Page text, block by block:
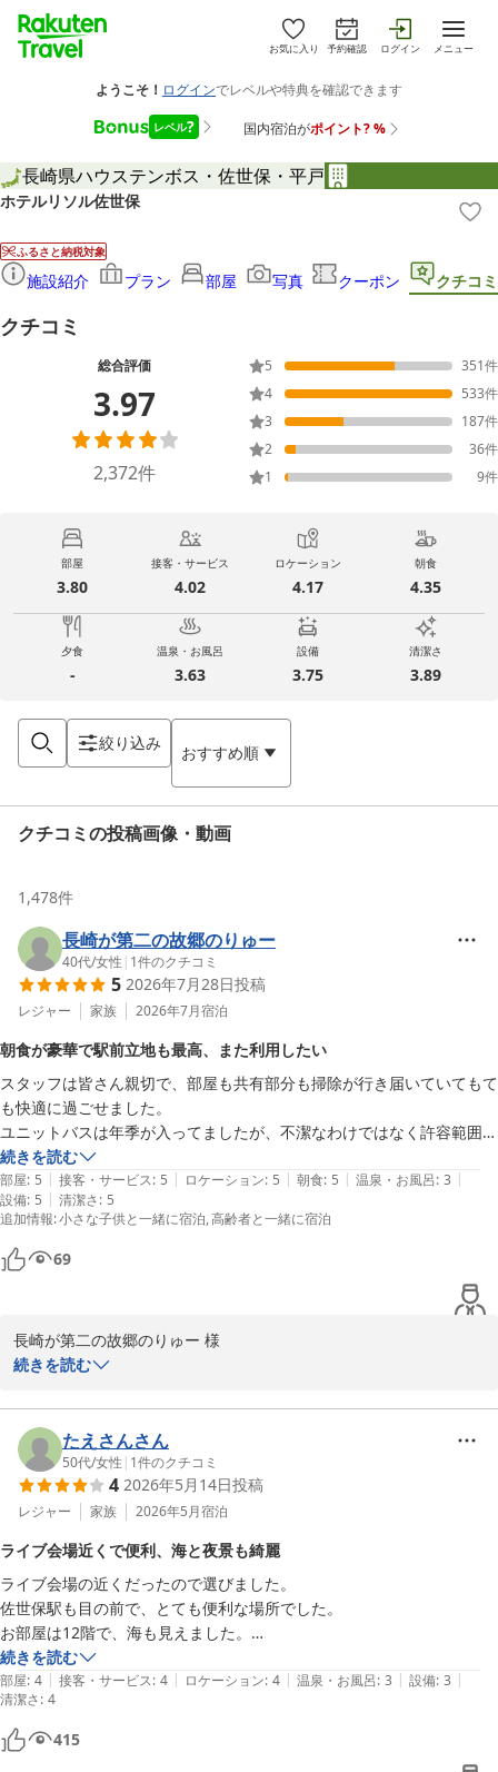
お気に入り 予約確認 ログイン メニュー
長崎県ハウステンボス・佐世保・平戸
ホテルリソル佐世保
ふるさと納税対象
施設紹介 プラン 部屋 写真 クーポン クチコミ
クチコミ
総合評価
3.97
2,372件
5 351件
4
533件
3
187件
2
36件
1
9件
部屋
3.80
接客・サービス
4.02
ロケーション
4.17
朝食
4.35
夕食
-
温泉・お風呂
3.63
設備
3.75
清潔さ
3.89
絞り込み おすすめ順
クチコミの投稿画像・動画
1,478件
長崎が第二の故郷のりゅー
40代/女性 | 1件のクチコミ
5 2026年7月28日投稿
レジャー 家族 2026年7月宿泊
朝食が豪華で駅前立地も最高、また利用したい
スタッフは皆さん親切で、部屋も共有部分も掃除が行き届いていてもて
も快適に過ごせました。
ユニットバスは年季が入ってましたが、不潔なわけではなく許容範囲内
でした。お湯と水が別で自分で調整しないといけないタイプのやつなの
で、少々不便です。湯量は十分でした。
選べる朝食がとても豪華でびっくり！
ご飯やパン、サラダやデザート各種自由に取れましたが(こちらも種類
が豊富でした)、メインの料理だけで満腹になりました。
場所も駅前でバスセンターの上なので、とても便利でよかったです。
また佐世保に訪れた際には、宿泊したいと思います。
続きを読む
部屋: 5 | 接客・サービス: 5 | ロケーション: 5 | 朝食: 5 | 温泉・お風呂: 3 |
設備: 5 | 清潔さ: 5
追加情報:小さな子供と一緒に宿泊 高齢者と一緒に宿泊
69
長崎が第二の故郷のりゅー 様
います。
また、お忙しい中温かいご感想をお寄せいただきましたこと重ねて
御礼申し上げます。
スタッフの対応や館内の清掃についてお褒めいただき大変嬉しく拝
読いたしました。
みでございます。
ユニットバスの設備につきましては、ご不便をおかけしたにもかか
わらず温かいお言葉をいただき恐縮でございます。
お湯の調整など最新の設備に比べるとお手間をおかけいたしますが
清掃やメンテナンスを徹底し今後も清潔で使いやすい状態を維持で
きるよう努めてまいります。
また、ご朝食にご満足いただけた様子が伺え大変光栄です。
続きを読む
たえさんさん
50代/女性 | 1件のクチコミ
4 2026年5月14日投稿
レジャー 家族 2026年5月宿泊
ライブ会場近くで便利、海と夜景も綺麗
ライブ会場の近くだったので選びました。
佐世保駅も目の前で、とても便利な場所でした。
お部屋は12階で、海も見えました。
エスカレーター前は更に海がよく見え、夜景もきれいでした。
素泊まりでしたが、料金も安くて、満足でした。
続きを読む
部屋: 4 | 接客・サービス: 4 | ロケーション: 4 | 温泉・お風呂: 3 | 設備: 3 |
清潔さ: 4
415